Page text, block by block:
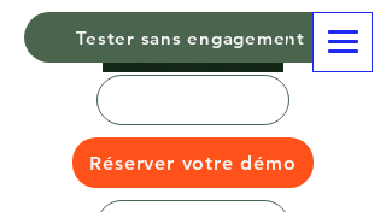
Tester sans engagement
Réserver votre démo